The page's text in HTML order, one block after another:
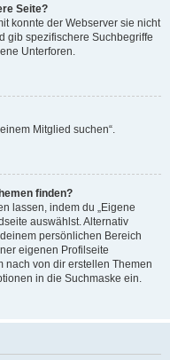
Seite?
konnte der Webserver sie nicht
gib spezifischere Suchbegriffe
Unterforen.
Mitglied suchen“.
finden?
lassen, indem du „Eigene
auswählst. Alternativ
persönlichen Bereich
eigenen Profilseite
nach von dir erstellen Themen
in die Suchmaske ein.